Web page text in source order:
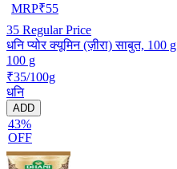
MRP₹55
35 Regular Price
धनि प्योर क्यूमिन (ज़ीरा) साबुत, 100 g
100 g
₹35/100g
धनि
ADD
43%
OFF